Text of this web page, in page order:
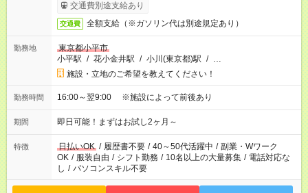
交通費別途支給あり
交通費 全額支給（※ガソリン代は別途規定あり）
勤務地
東京都小平市
小平駅 / 花小金井駅 / 小川(東京都)駅 / …
施設・立地のご希望を教えてください！
勤務時間 16:00～翌9:00 ※施設によって前後あり
期間 即日可能！まずはお試し2ヶ月～
特徴 日払いOK / 履歴書不要 / 40～50代活躍中 / 副業・Wワーク
OK / 服装自由 / シフト勤務 / 10名以上の大量募集 / 電話対応な
し / パソコンスキル不要